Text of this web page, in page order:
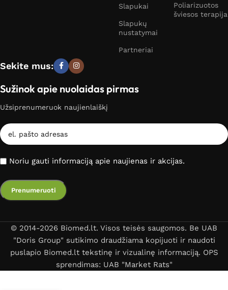
Slapukai
Slapukų
nustatymai
Partneriai
Poliarizuotos
šviesos terapija
Sekite mus:
Sužinok apie nuolaidas pirmas
Užsiprenumeruok naujienlaiškį
Noriu gauti informaciją apie naujienas ir akcijas.
© 2014-2026 Biomed.lt. Visos teisės saugomos. Be UAB
"Doris Group" sutikimo draudžiama kopijuoti ir naudoti
puslapio Biomed.lt tekstinę ir vizualinę informaciją. OPS
sprendimas: UAB "Market Rats"